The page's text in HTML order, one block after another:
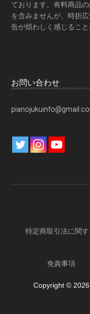
ております。有料商品
を含みませんが、時折
告が煩わしく感じるこ
お問い合わせ
特定商取引法に関
免責事項
Copyright ©